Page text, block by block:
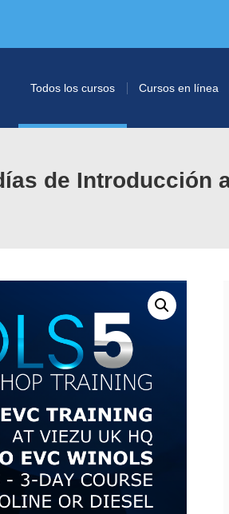
Todos los cursos Cursos en línea
de Introducción